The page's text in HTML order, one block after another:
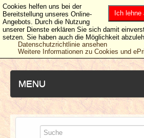
MENU
NEUESTE ARTIKEL
Ich lehne
Cookies helfen uns bei der
Bereitstellung unseres Online-
Angebots. Durch die Nutzung
unserer Dienste erklären Sie sich damit
setzen. Sie haben auch die Möglichkeit
Datenschutzrichtlinie ansehen
Weitere Informationen zu Cookies und